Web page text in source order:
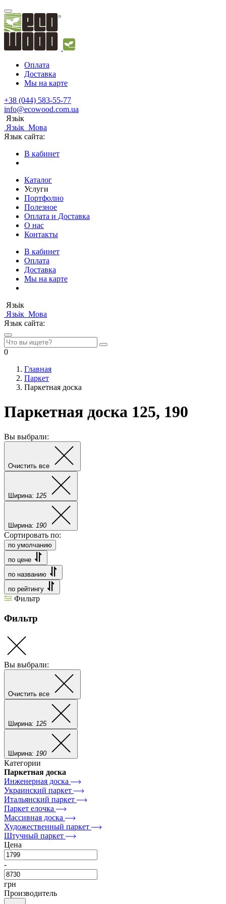
Оплата
Доставка
Мы на карте
+38 (044) 583-55-77
info@ecowood.com.ua
Язьік
Язьік Мова
Язык сайта:
В кабинет
Каталог
Услуги
Портфолио
Полезное
Оплата и Доставка
О нас
Контакты
В кабинет
Оплата
Доставка
Мы на карте
Язьік
Язьік Мова
Язык сайта:
0
Главная
Паркет
Паркетная доска
Паркетная доска 125, 190
Вы выбрали:
Очистить все
Ширина: 125
Ширина: 190
Сортировать по:
по умолчанию
по цене
по названию
по рейтингу
Фильтр
Фильтр
Вы выбрали:
Очистить все
Ширина: 125
Ширина: 190
Категории
Паркетная доска
Инженерная доска
Украинский паркет
Итальянский паркет
Паркет елочка
Массивная доска
Художественный паркет
Штучный паркет
Цена
-
грн
Производитель